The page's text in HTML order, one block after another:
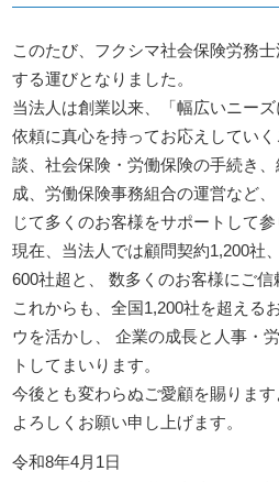
お知らせ
ブログ
082-
このたび、フクシマ社会保険労務
する運びとなりました。
当法人は創業以来、「幅広いニー
依頼に真心を持ってお応えしていく
談、社会保険・労働保険の手続き
成、労働保険事務組合の運営など、
じて多くのお客様をサポートして参
現在、当法人では顧問契約1,200社
600社超と、
数多くのお客様にご信
これからも、全国1,200社を超える
ウを活かし、
企業の成長と人事・
トしてまいります。
今後とも変わらぬご愛顧を賜りま
よろしくお願い申し上げます。
令和8年4月1日